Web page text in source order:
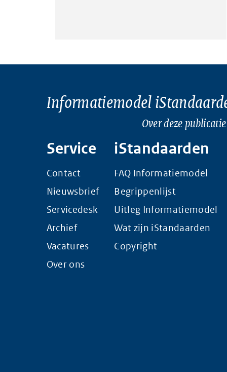
Informatiemodel
Over deze publicatie
Service
Contact
Nieuwsbrief
Servicedesk
Archief
Vacatures
Over ons
iStandaarden
FAQ Informatiemodel
Begrippenlijst
Uitleg Informatiemodel
Wat zijn iStandaarden
Copyright